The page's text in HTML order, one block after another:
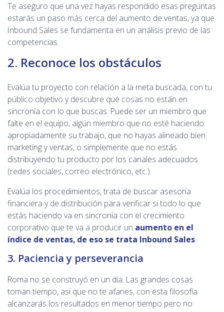
Te aseguro que una vez hayas respondido esas preguntas
estarás un paso más cerca del aumento de ventas, ya que
Inbound Sales se fundamenta en un análisis previo de las
competencias.
2. Reconoce los obstáculos
Evalúa tu proyecto con relación a la meta buscada, con tu
público objetivo y descubre qué cosas no están en
sincronía con lo que buscas. Puede ser un miembro que
falte en el equipo, algún miembro que no esté haciendo
apropiadamente su trabajo, que no hayas alineado bien
marketing y ventas, o simplemente que no estás
distribuyendo tu producto por los canales adecuados
(redes sociales, correo electrónico, etc.).
Evalúa los procedimientos, trata de buscar asesoría
financiera y de distribución para verificar si todo lo que
estás haciendo va en sincronía con el crecimiento
corporativo que te va a producir un aumento en el
índice de ventas, de eso se trata Inbound Sales.
3. Paciencia y perseverancia
Roma no se construyó en un día. Las grandes cosas
toman tiempo, así que no te afanes, con esta filosofía
alcanzarás los resultados en menor tiempo pero no